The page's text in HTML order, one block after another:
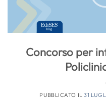
Concorso per
PUBBLICATO IL31